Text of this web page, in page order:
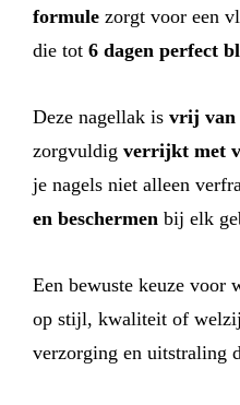
formule zorgt voor een
die tot 6 dagen perfect
Deze nagellak is vrij van
zorgvuldig verrijkt met
je nagels niet alleen
en beschermen bij elk
Een bewuste keuze voor
op stijl, kwaliteit of
verzorging en uitstraling